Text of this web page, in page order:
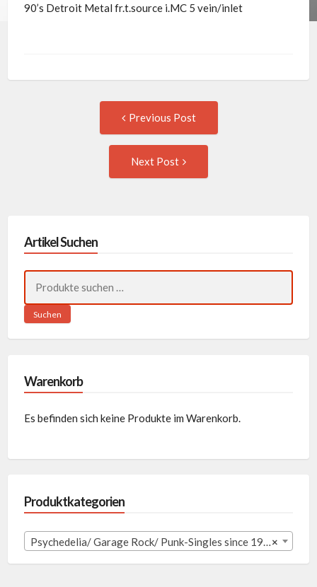
90’s Detroit Metal fr.t.source i.MC 5 vein/inlet
navigation
Previous Post
Next Post
Artikel Suchen
nach:
Suchen
Warenkorb
Es befinden sich keine Produkte im Warenkorb.
Produktkategorien
×
Psychedelia/ Garage Rock/ Punk-Singles since 1980 (256)